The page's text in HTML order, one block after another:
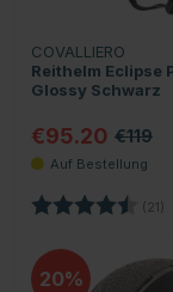
COVALLIERO
Reithelm Eclipse
Glossy Schwarz
€95.20 €119
Bewertung: (21)
20